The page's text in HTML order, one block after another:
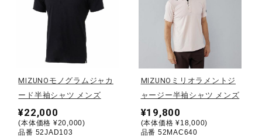
テニス／ソフトテニス
バドミントン
MIZUNOモノグラムジャカ
ード半袖シャツ メンズ
¥22,000
(本体価格 ¥20,000)
品番 52JAD103
MIZUNOミリオラメントジ
ャージー半袖シャツ メンズ
¥19,800
(本体価格 ¥18,000)
品番 52MAC640